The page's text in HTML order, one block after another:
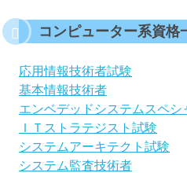
コンピューター系資格
応用情報技術者試験
基本情報技術者
エンベデッドシステムスペシ
ＩＴストラテジスト試験
システムアーキテクト試験
システム監査技術者